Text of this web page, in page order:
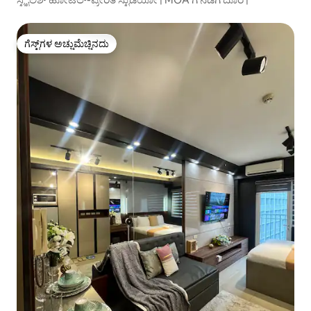
ಗೆಸ್ಟ್‌ಗಳ ಅಚ್ಚುಮೆಚ್ಚಿನದು
ಗೆಸ್ಟ್‌ಗಳ ಅಚ್ಚುಮೆಚ್ಚಿನದು